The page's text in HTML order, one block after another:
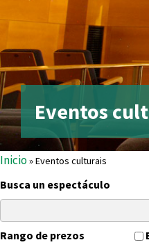
Eventos
Vostede
Inicio» Eventos culturais
Busca un espectáculo
Rango de prezos